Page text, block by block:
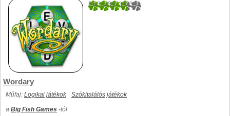
3.8333333333333
Wordary
Műfaj: Logikai játékok Szókitalálós játékok
a Big Fish Games -tól